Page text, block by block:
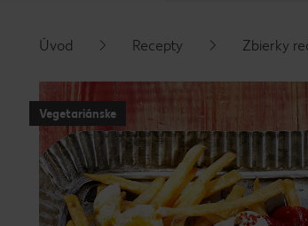
Päta
Vyskakovací bočný panel
Úvod Recepty Zbierky
Vegetariánske